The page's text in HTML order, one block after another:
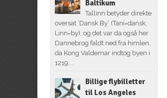
Baltikum
Tallinn betyder direkte
oversat ‘Dansk By’ (Tani=dansk,
Linn=by), og det var da også her
Dannebrog faldt ned fra himlen,
da Kong Valdemar indtog byen i
1219....
Billige flybilletter
til Los Angeles